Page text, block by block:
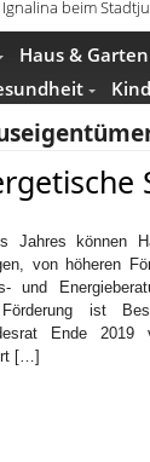
in Berlin
Haus & Garten
Jahres können
von höheren
und
ist
Ende
[…]